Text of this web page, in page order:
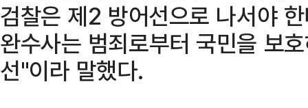
검찰은 제2 방어선으로 나서야
완수사는 범죄로부터 국민을 보
선"이라 말했다.